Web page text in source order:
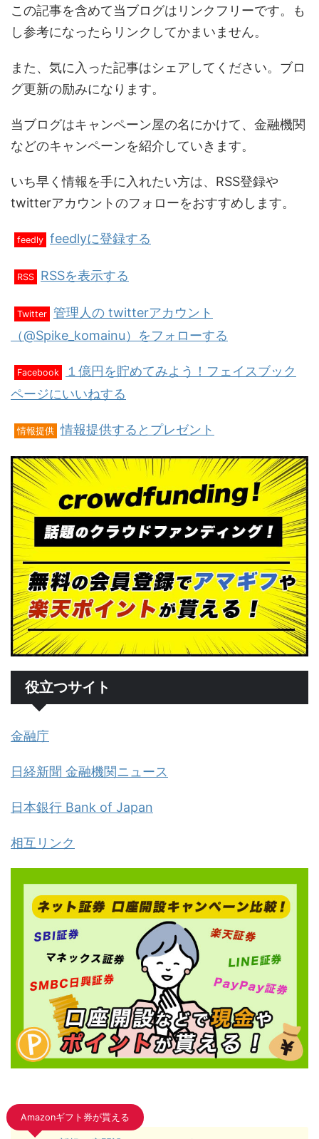
この記事を含めて当ブログはリンクフリーです。も
し参考になったらリンクしてかまいません。
また、気に入った記事はシェアしてください。ブロ
グ更新の励みになります。
当ブログはキャンペーン屋の名にかけて、金融機関
などのキャンペーンを紹介していきます。
いち早く情報を手に入れたい方は、RSS登録や
twitterアカウントのフォローをおすすめします。
feedly feedlyに登録する
RSS RSSを表示する
Twitter 管理人の twitterアカウント
（@Spike_komainu）をフォローする
Facebook
１億円を貯めてみよう！フェイスブック
ページにいいねする
情報提供 情報提供するとプレゼント
役立つサイト
金融庁
日経新聞 金融機関ニュース
日本銀行 Bank of Japan
相互リンク
Amazonギフト券が貰える